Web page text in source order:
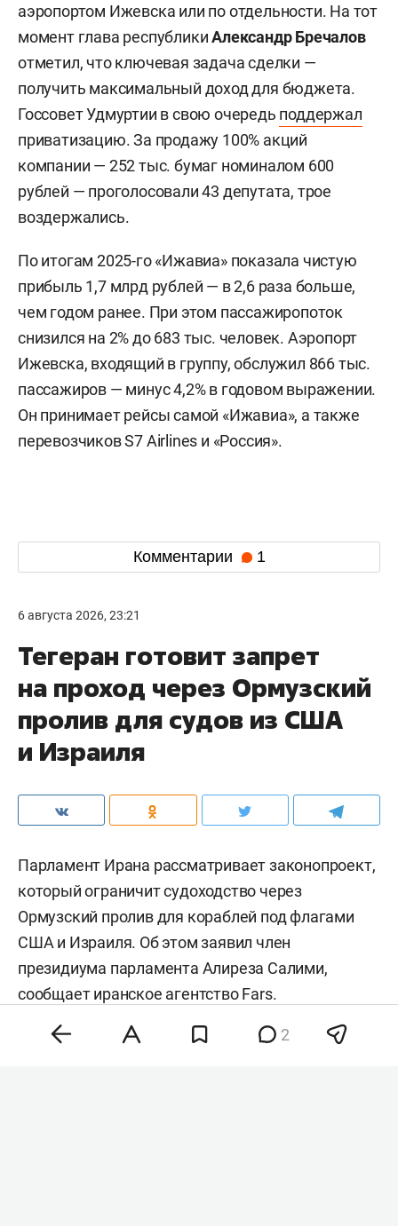
аэропортом Ижевска или по отдельности. На тот
момент глава республикиАлександр Бречалов
отметил, что ключевая задача сделки —
получить максимальный доход для бюджета.
Госсовет Удмуртии в свою очередь поддержал
приватизацию. За продажу 100% акций
компании — 252 тыс. бумаг номиналом 600
рублей — проголосовали 43 депутата, трое
воздержались.
По итогам 2025-го «Ижавиа» показала чистую
прибыль 1,7 млрд рублей — в 2,6 раза больше,
чем годом ранее. При этом пассажиропоток
снизился на 2% до 683 тыс. человек. Аэропорт
Ижевска, входящий в группу, обслужил 866 тыс.
пассажиров — минус 4,2% в годовом выражении.
Он принимает рейсы самой «Ижавиа», а также
перевозчиков S7 Airlines и «Россия».
Комментарии 1
6 августа 2026, 23:21
Тегеран готовит запрет
на проход через Ормузский
пролив для судов из США
и Израиля
Парламент Ирана рассматривает законопроект,
который ограничит судоходство через
Ормузский пролив для кораблей под флагами
США и Израиля. Об этом заявил член
президиума парламента Алиреза Салими,
сообщает иранское агентствоFars.
2